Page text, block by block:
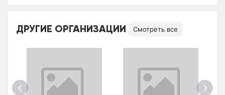
ДРУГИЕ ОРГАНИЗАЦИИ Смотреть все